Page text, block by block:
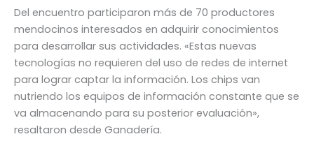
Del encuentro participaron más de 70 productores
mendocinos interesados en adquirir conocimientos
para desarrollar sus actividades. «Estas nuevas
tecnologías no requieren del uso de redes de internet
para lograr captar la información. Los chips van
nutriendo los equipos de información constante que se
va almacenando para su posterior evaluación»,
resaltaron desde Ganadería.